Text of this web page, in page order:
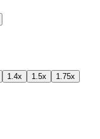
1.4x 1.5x
1.75x